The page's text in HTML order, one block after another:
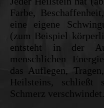
Farbe,
eine eigene
(zum Beispiel
entsteht in der
menschlichen
das Auflegen,
Heilsteins,
Schmerz verschwindet.